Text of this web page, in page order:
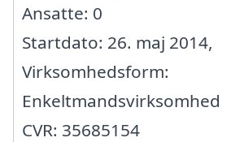
Ansatte: 0
Startdato: 26. maj 2014,
Virksomhedsform:
Enkeltmandsvirksomhed
CVR: 35685154